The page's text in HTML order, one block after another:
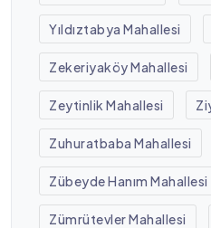
Yıldıztabya Mahallesi
Zekeriyaköy Mahallesi
Zeytinlik Mahallesi
Zuhuratbaba Mahallesi
Zübeyde Hanım Mahallesi
Zümrütevler Mahallesi